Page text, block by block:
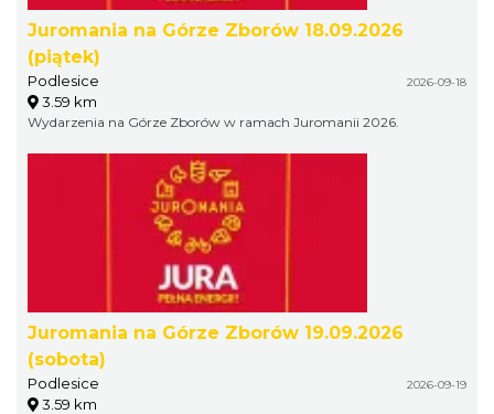
Juromania na Górze Zborów 18.09.2026
(piątek)
Podlesice 2026-09-18
3.59 km
Wydarzenia na Górze Zborów w ramach Juromanii 2026.
Juromania na Górze Zborów 19.09.2026
(sobota)
Podlesice 2026-09-19
3.59 km